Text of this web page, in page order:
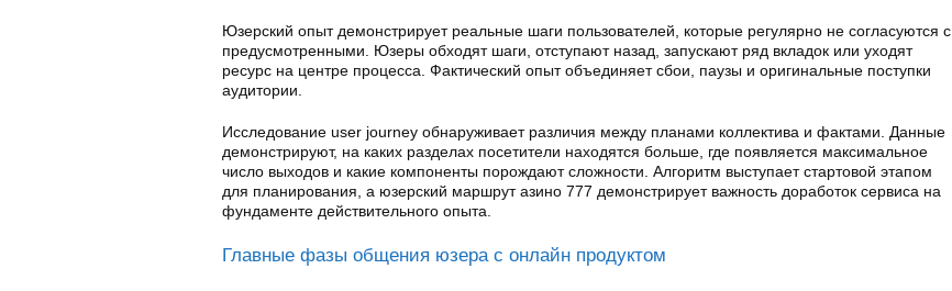
Юзерский опыт демонстрирует реальные шаги пользователей, которые регулярно не согласуются с
предусмотренными. Юзеры обходят шаги, отступают назад, запускают ряд вкладок или уходят
ресурс на центре процесса. Фактический опыт объединяет сбои, паузы и оригинальные поступки
аудитории.
Исследование user journey обнаруживает различия между планами коллектива и фактами. Данные
демонстрируют, на каких разделах посетители находятся больше, где появляется максимальное
число выходов и какие компоненты порождают сложности. Алгоритм выступает стартовой этапом
для планирования, а юзерский маршрут азино 777 демонстрирует важность доработок сервиса на
фундаменте действительного опыта.
Главные фазы общения юзера с онлайн продуктом